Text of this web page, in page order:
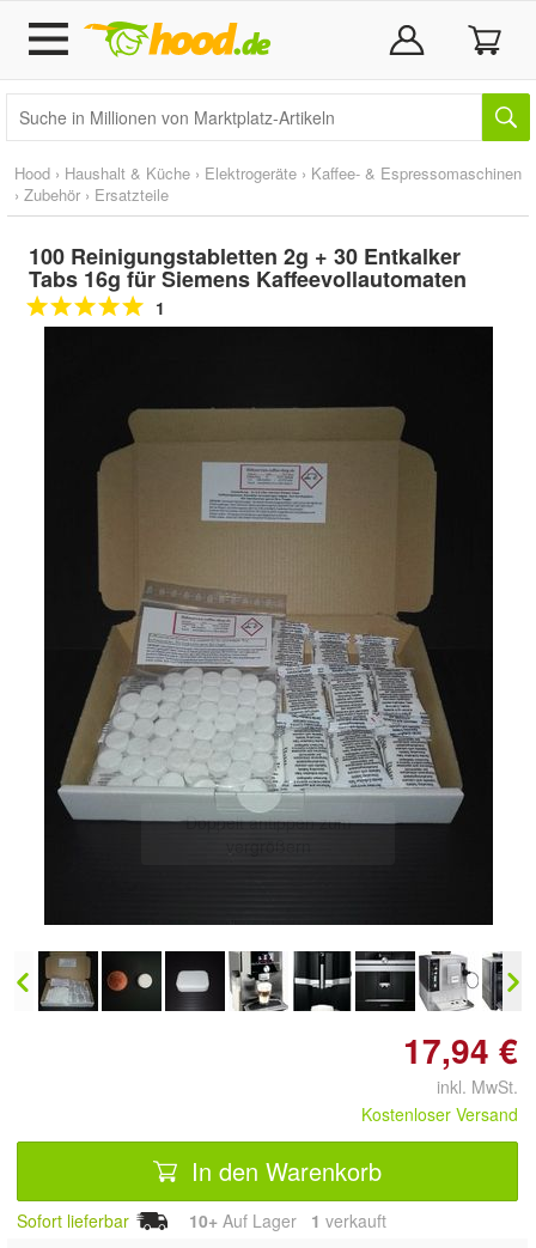
Hood › Haushalt & Küche › Elektrogeräte › Kaffee- & Espressomaschinen
› Zubehör › Ersatzteile
100 Reinigungstabletten 2g + 30 Entkalker
Tabs 16g für Siemens Kaffeevollautomaten
1
Doppelt antippen zum
17,94 €
inkl. MwSt.
Kostenloser Versand
In den Warenkorb
Sofort lieferbar 10+ Auf Lager 1 verkauft